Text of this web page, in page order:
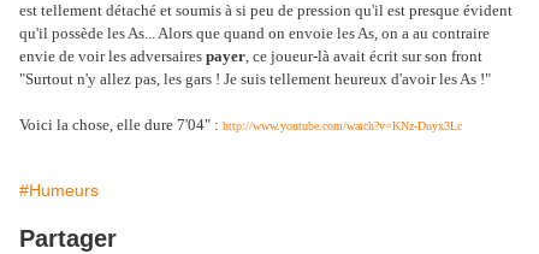
est tellement détaché et soumis à si peu de pression qu'il est presque évident
qu'il possède les As... Alors que quand on envoie les As, on a au contraire
envie de voir les adversaires payer, ce joueur-là avait écrit sur son front
"Surtout n'y allez pas, les gars ! Je suis tellement heureux d'avoir les As !"
Voici la chose, elle dure 7'04" : http://www.youtube.com/watch?v=KNz-Duyx3Lc
#Humeurs
Partager